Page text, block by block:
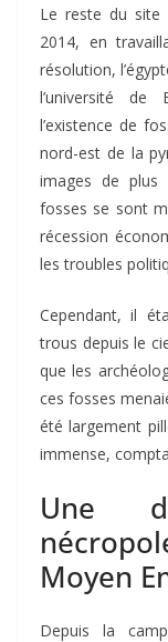
Le reste du site
2014, en
résolution,
l’université de
l’existence de
nord-est de la
images de
fosses se sont
récession
les troubles
Cependant, il
trous depuis le
que les
ces fosses
été largement
immense,
Une
Moyen
Depuis la